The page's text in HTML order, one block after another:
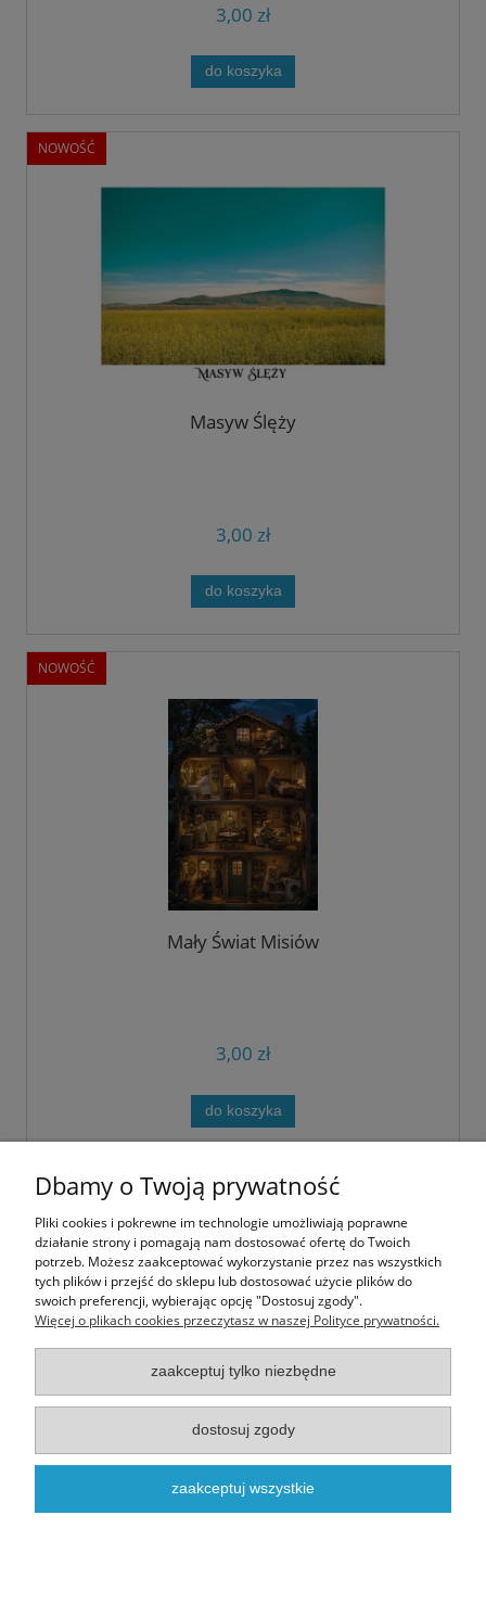
3,00 zł
do koszyka
Masyw Ślęży
3,00 zł
do koszyka
NOWOŚĆ
Mały Świat Misiów
3,00 zł
do koszyka
NOWOŚĆ
Mruczaste Wakacje
NOWOŚĆ
Dbamy o Twoją prywatność
Pliki cookies i pokrewne im technologie umożliwiają poprawne
działanie strony i pomagają nam dostosować ofertę do Twoich
potrzeb. Możesz zaakceptować wykorzystanie przez nas wszystkich
tych plików i przejść do sklepu lub dostosować użycie plików do
swoich preferencji, wybierając opcję "Dostosuj zgody".
Więcej o plikach cookies przeczytasz w naszej Polityce prywatności.
zaakceptuj tylko niezbędne
dostosuj zgody
zaakceptuj wszystkie